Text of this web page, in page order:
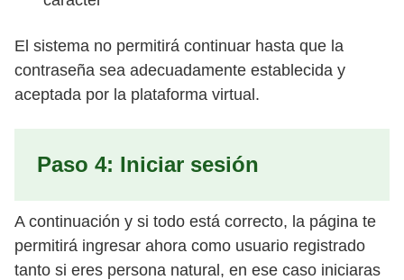
El sistema no permitirá continuar hasta que la
contraseña sea adecuadamente establecida y
aceptada por la plataforma virtual.
Paso 4: Iniciar sesión
A continuación y si todo está correcto, la página te
permitirá ingresar ahora como usuario registrado
tanto si eres persona natural, en ese caso iniciaras